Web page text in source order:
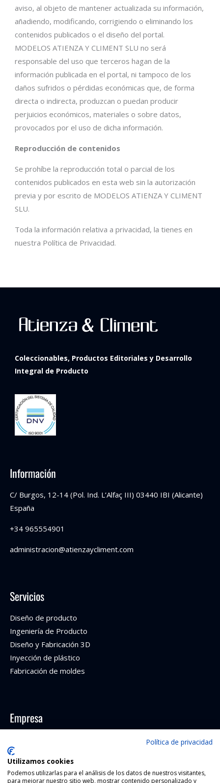
aviso, al objeto de mantener actualizada su información,
añadiendo, modificando, corrigiendo o eliminando los
contenidos publicados o el diseño del portal.
MODELOS ATIENZA Y CLIMENT SLU no será
responsable del uso que terceros hagan de la
información publicada en el portal, ni tampoco de los
daños sufridos o pérdidas económicas que, de forma
directa o indirecta, produzcan o puedan producir
perjuicios económicos, materiales o sobre datos,
provocados por el uso de dicha información.
Reproducción de contenidos
Se prohíbe la reproducción total o parcial de los
contenidos publicados en esta web sin la autorización
previa y por escrito de MODELOS ATIENZA Y CLIMENT
SLU.
Toda la información relativa a privacidad, la tienes en
nuestra Política de Privacidad.
Coleccionables, Productos Editoriales y Desarrollo
Integral de Producto
Información
C/ Burgos, 12-14 (Pol. Ind. L’Alfaç III) 03440 IBI (Alicante)
España
+34 965554901
administracion@atienzaycliment.com
Servicios
Diseño de producto
Ingeniería de Producto
Diseño y Fabricación 3D
Inyección de plástico
Fabricación de moldes
Empresa
Juguetes
Coleccionables
Política de privacidad
Utilizamos cookies
Podemos utilizarlas para el análisis de los datos de nuestros visitantes,
para mejorar nuestro sitio web, mostrar contenido personalizado y